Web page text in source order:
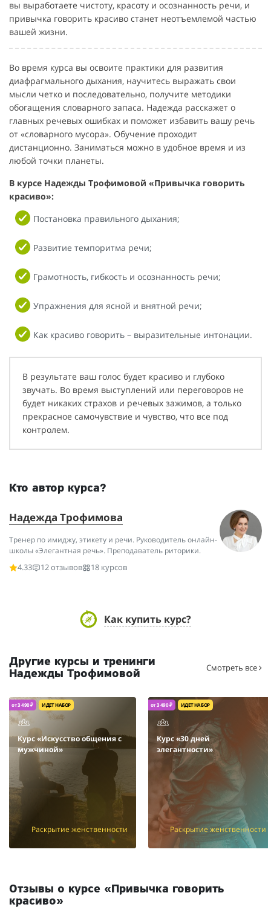
вы выработаете чистоту, красоту и осознанность речи, и
привычка говорить красиво станет неотъемлемой частью
вашей жизни.
Во время курса вы освоите практики для развития
диафрагмального дыхания, научитесь выражать свои
мысли четко и последовательно, получите методики
обогащения словарного запаса. Надежда расскажет о
главных речевых ошибках и поможет избавить вашу речь
от «словарного мусора». Обучение проходит
дистанционно. Заниматься можно в удобное время и из
любой точки планеты.
В курсе Надежды Трофимовой «Привычка говорить
красиво»:
Постановка правильного дыхания;
Развитие темпоритма речи;
Грамотность, гибкость и осознанность речи;
Упражнения для ясной и внятной речи;
Как красиво говорить – выразительные интонации.
В результате ваш голос будет красиво и глубоко
звучать. Во время выступлений или переговоров не
будет никаких страхов и речевых зажимов, а только
прекрасное самочувствие и чувство, что все под
контролем.
Кто автор курса?
Надежда Трофимова
Тренер по имиджу, этикету и речи. Руководитель онлайн-
школы «Элегантная речь». Преподаватель риторики.
4.33
12 отзывов 18 курсов
Как купить курс?
Другие курсы и тренинги
Надежды Трофимовой
Смотреть все
от 3 490 ₽ ИДЕТ НАБОР
Курс «Искусство общения с
мужчиной»
Раскрытие женственности
от 3 490 ₽ ИДЕТ НАБОР
Курс «30 дней
элегантности»
Раскрытие женственности
Отзывы о курсе «Привычка говорить
красиво»